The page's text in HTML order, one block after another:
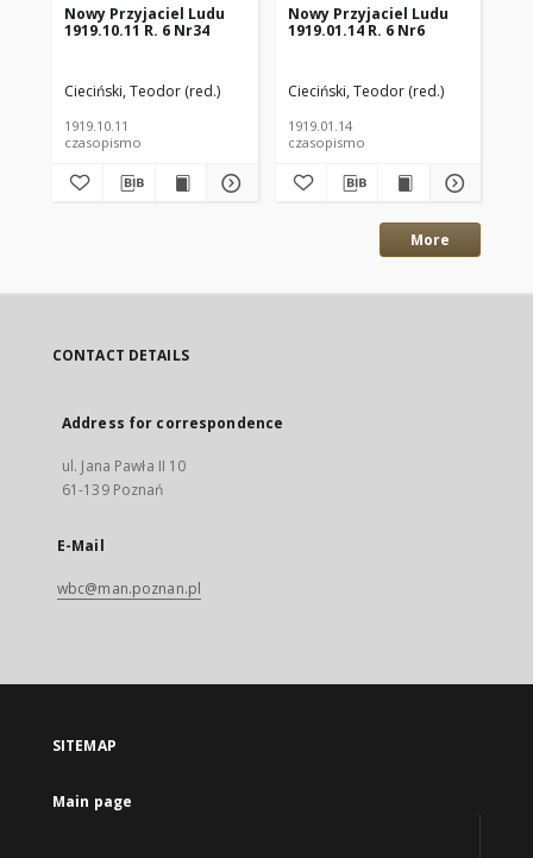
Nowy Przyjaciel Ludu
1919.10.11 R. 6 Nr34
Cieciński, Teodor (red.)
1919.10.11
czasopismo
Nowy Przyjaciel Ludu
1919.01.14 R. 6 Nr6
Cieciński, Teodor (red.)
1919.01.14
czasopismo
More
CONTACT DETAILS
Address for correspondence
ul. Jana Pawła II 10
61-139 Poznań
E-Mail
wbc@man.poznan.pl
SITEMAP
Main page